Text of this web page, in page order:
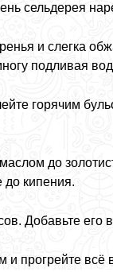
сельдерея
и слегка
подливая
горячим
до
до кипения.
Добавьте его
прогрейте